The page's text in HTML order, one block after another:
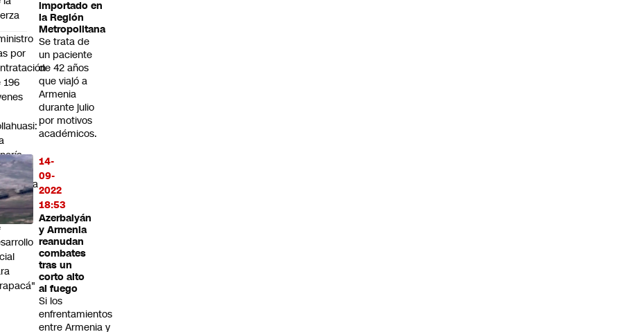
importado en
la Región
Metropolitana
Se trata de
un paciente
de 42 años
que viajó a
Armenia
durante julio
por motivos
académicos.
14-
09-
2022
18:53
Azerbaiyán
y Armenia
reanudan
combates
tras un
corto alto
al fuego
Si los
enfrentamientos
entre Armenia y
por
196
un